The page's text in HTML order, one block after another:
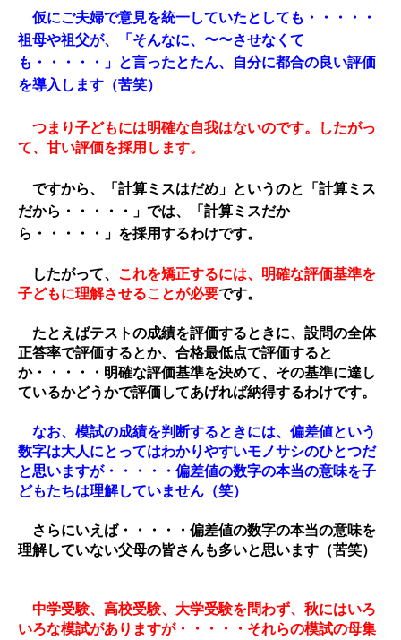
仮にご夫婦で意見を統一していたとしても・・・・・
祖母や祖父が、「そんなに、〜〜させなくて
も・・・・・」と言ったとたん、自分に都合の良い評価
を導入します（苦笑）
つまり子どもには明確な自我はないのです。したがっ
て、甘い評価を採用します。
ですから、「計算ミスはだめ」というのと「計算ミス
だから・・・・・」では、「計算ミスだか
ら・・・・・」を採用するわけです。
したがって、 これを矯正するには、明確な評価基準を
子どもに理解させることが必要です。
たとえばテストの成績を評価するときに、設問の全体
正答率で評価するとか、合格最低点で評価すると
か・・・・・明確な評価基準を決めて、その基準に達し
ているかどうかで評価してあげれば納得するわけです。
なお、模試の成績を判断するときには、偏差値という
数字は大人にとってはわかりやすいモノサシのひとつだ
と思いますが・・・・・偏差値の数字の本当の意味を子
どもたちは理解していません（笑）
さらにいえば・・・・・偏差値の数字の本当の意味を
理解していない父母の皆さんも多いと思います（苦笑）
中学受験、高校受験、大学受験を問わず、秋にはいろ
いろな模試がありますが・・・・・それらの模試の母集